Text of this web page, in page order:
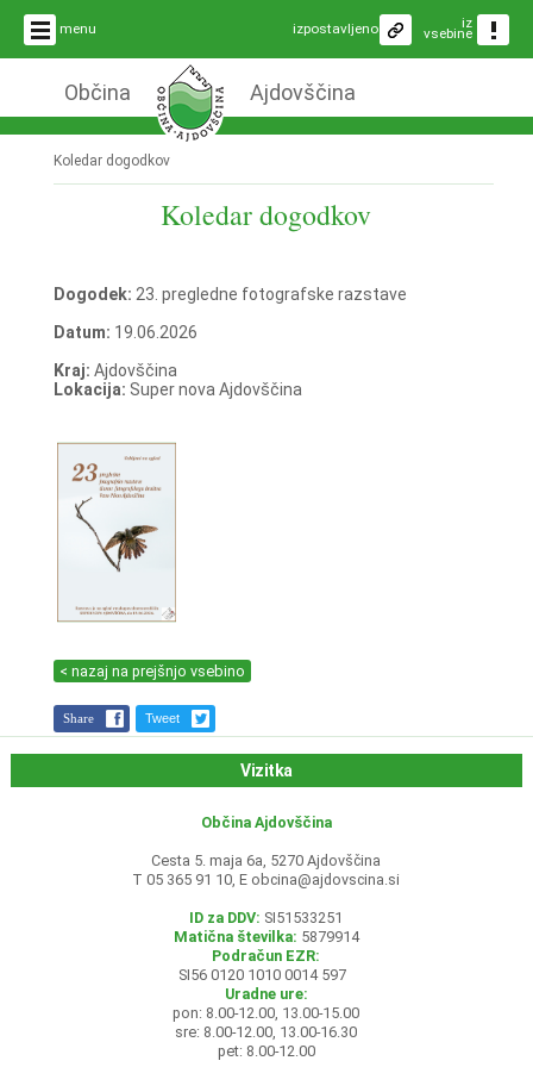
menu iz
vsebine
izpostavljeno
Občina Ajdovščina
Koledar dogodkov
Koledar dogodkov
Dogodek: 23. pregledne fotografske razstave
Datum: 19.06.2026
Kraj: Ajdovščina
Lokacija: Super nova Ajdovščina
< nazaj na prejšnjo vsebino
Share Tweet
Vizitka
Občina Ajdovščina
Cesta 5. maja 6a, 5270 Ajdovščina
T 05 365 91 10, E obcina@ajdovscina.si
ID za DDV: SI51533251
Matična številka: 5879914
Podračun EZR:
SI56 0120 1010 0014 597
Uradne ure:
pon: 8.00-12.00, 13.00-15.00
sre: 8.00-12.00, 13.00-16.30
pet: 8.00-12.00